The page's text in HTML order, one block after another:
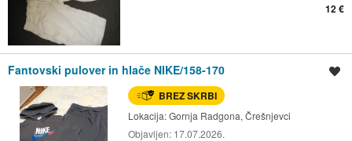
12 €
Fantovski pulover in hlače NIKE/158-170
BREZ SKRBI
Lokacija:Gornja Radgona, Črešnjevci
Objavljen: 17.07.2026.